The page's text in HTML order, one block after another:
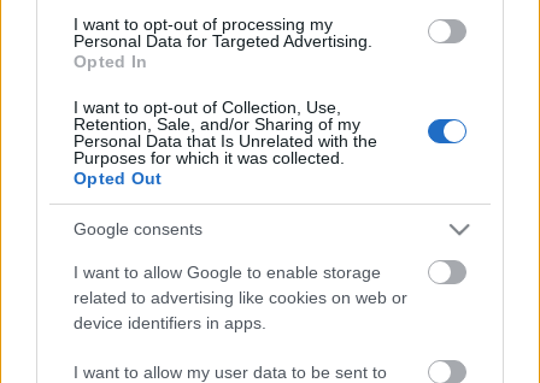
I want to opt-out of processing my
Personal Data for Targeted Advertising.
Opted In
I want to opt-out of Collection, Use,
Retention, Sale, and/or Sharing of my
Personal Data that Is Unrelated with the
Purposes for which it was collected.
Opted Out
Google consents
I want to allow Google to enable storage
related to advertising like cookies on web or
device identifiers in apps.
I want to allow my user data to be sent to
Az első teltházas klubkoncertek után – elsőként
töltötték meg három egymást követő este az
Akvárium NagyHallt – hamar a fesztiválok headliner
sávjában találták magukat. A Halott Pénz egyike
azon kevés hazai zenekaroknak, akik a Sziget
Fesztivál Nagyszínpadának is visszatérő fellépői
(játszottak ott idén is), a legnagyobb szabadtéri
koncerthelyszínnek számító Budapest Parkban már
tizenkétszer adtak teltházas koncertet. Sőt, közben
háromszor megtöltötték a Papp László Budapest
Sportarénát is, most pedig a 20. születésnapjuk
alkalmából még eggyel emelik a tétet és az ország
legnagyobb koncerthelyszínén, a Puskás Arénában
adnak koncertet 2024. június 8-án.